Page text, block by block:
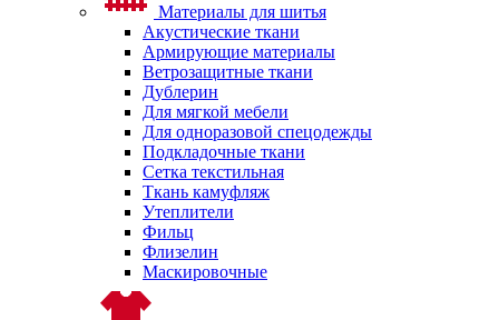
Материалы для шитья
Акустические ткани
Армирующие материалы
Ветрозащитные ткани
Дублерин
Для мягкой мебели
Для одноразовой спецодежды
Подкладочные ткани
Сетка текстильная
Ткань камуфляж
Утеплители
Фильц
Флизелин
Маскировочные